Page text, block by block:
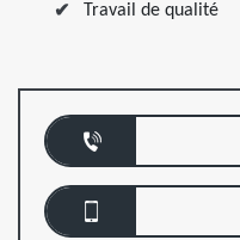
Travail de qualité